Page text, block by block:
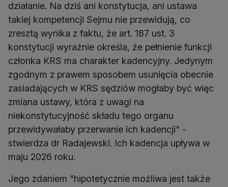
działanie. Na dziś ani konstytucja, ani ustawa
takiej kompetencji Sejmu nie przewidują, co
zresztą wynika z faktu, że art. 187 ust. 3
konstytucji wyraźnie określa, że pełnienie funkcji
członka KRS ma charakter kadencyjny. Jedynym
zgodnym z prawem sposobem usunięcia obecnie
zasiadających w KRS sędziów mogłaby być więc
zmiana ustawy, która z uwagi na
niekonstytucyjność składu tego organu
przewidywałaby przerwanie ich kadencji" -
stwierdza dr Radajewski. Ich kadencja upływa w
maju 2026 roku.
Jego zdaniem "hipotetycznie możliwa jest także